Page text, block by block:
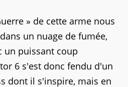
» de cette arme nous
un nuage de fumée,
un puissant coup
6 s'est donc fendu d'un
dont il s'inspire, mais en